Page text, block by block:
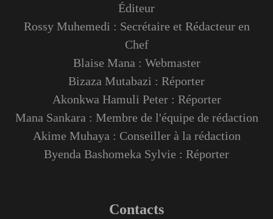
Éditeur
Rossy Muhemedi : Secrétaire et Rédacteur en
Chef
Blaise Mana : Webmaster
Bizaza Mutabazi : Réporter
Akonkwa Hamuli Peter : Réporter
Mana Sankara : Membre de l'équipe de rédaction
Akime Muhaya : Conseiller à la rédaction
Byenda Bashomeka Sylvie : Réporter
Contacts